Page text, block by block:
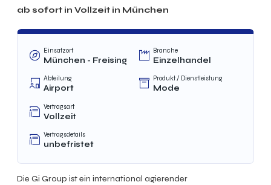
ab sofort in Vollzeit in München
Einsatzort
München - Freising
Branche
Einzelhandel
Abteilung
Airport
Produkt / Dienstleistung
Mode
Vertragsart
Vollzeit
Vertragsdetails
unbefristet
Die Gi Group ist ein international agierender